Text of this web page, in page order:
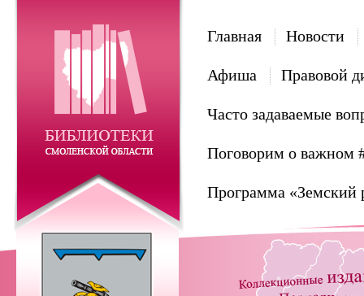
Главная Новости
Афиша Правовой
Часто задаваемые
Поговорим о важном
Программа «Земский